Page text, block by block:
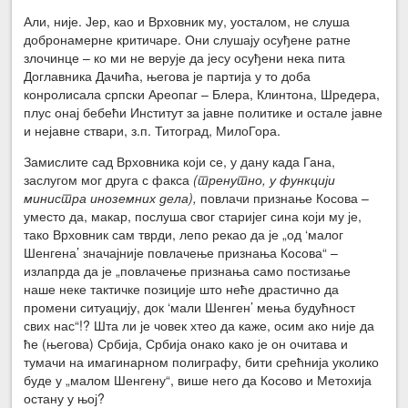
Али, није. Јер, као и Врховник му, уосталом, не слуша
добронамерне критичаре. Они слушају осуђене ратне
злочинце – ко ми не верује да јесу осуђени нека пита
Доглавника Дачића, његова је партија у то доба
конролисала српски Ареопаг – Блера, Клинтона, Шредера,
плус онај бебећи Институт за јавне политике и остале јавне
и нејавне ствари, з.п. Титоград, МилоГора.
Замислите сад Врховника који се, у дану када Гана,
заслугом мог друга с факса (тренутно, у функцији
министра иноземних дела), повлачи признање Косова –
уместо да, макар, послуша свог старијег сина који му је,
тако Врховник сам тврди, лепо рекао да је „од ‘малог
Шенгена’ значајније повлачење признања Косова“ –
излапрда да је „повлачење признања само постизање
наше неке тактичке позиције што неће драстично да
промени ситуацију, док ‘мали Шенген’ мења будућност
свих нас“!? Шта ли је човек хтео да каже, осим ако није да
ће (његова) Србија, Србија онако како је он очитава и
тумачи на имагинарном полиграфу, бити срећнија уколико
буде у „малом Шенгену“, више него да Косово и Метохија
остану у њој?